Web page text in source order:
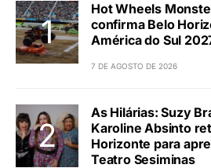
Hot Wheels
confirma Belo
América do Sul
7 DE AGOSTO DE 2026
As Hilárias: Suzy
Karoline Absinto
Horizonte para
Teatro Sesiminas